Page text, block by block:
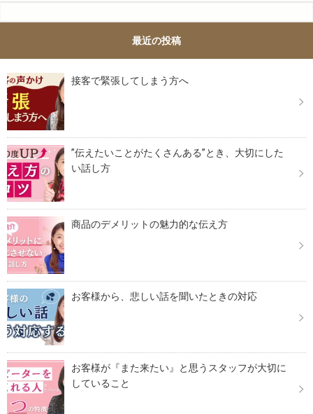
最近の投稿
接客で緊張してしまう方へ
”伝えたいことがたくさんある”とき、大切にした
い話し方
商品のデメリットの魅力的な伝え方
お客様から、悲しい話を聞いたときの対応
お客様が『また来たい』と思うスタッフが大切に
していること